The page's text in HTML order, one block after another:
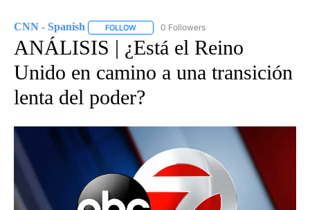
CNN - Spanish FOLLOW FOLLOW "CNN - SPANISH" TO RECEIVE
0 Followers
ANÁLISIS | ¿Está el Reino
Unido en camino a una transición
lenta del poder?